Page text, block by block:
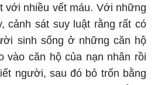
với nhiều vết máu. Với những
cảnh sát suy luật rằng rất có
sinh sống ở những căn hộ
vào căn hộ của nạn nhân rồi
người, sau đó bỏ trốn bằng